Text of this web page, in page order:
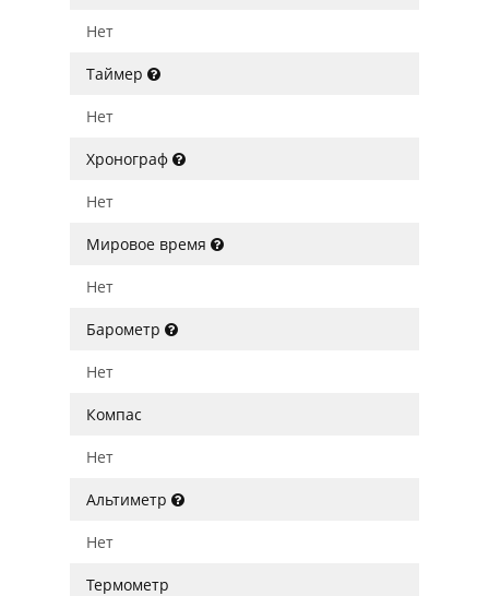
Нет
Таймер
Нет
Хронограф
Нет
Мировое время
Нет
Барометр
Нет
Компас
Нет
Альтиметр
Нет
Термометр